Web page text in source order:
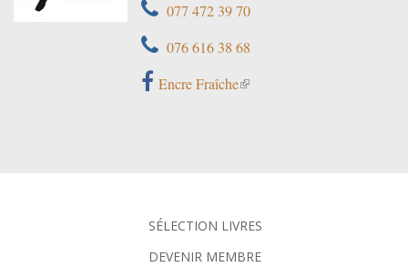
077 472 39 70
076 616 38 68
Encre Fraîche
SÉLECTION LIVRES
DEVENIR MEMBRE